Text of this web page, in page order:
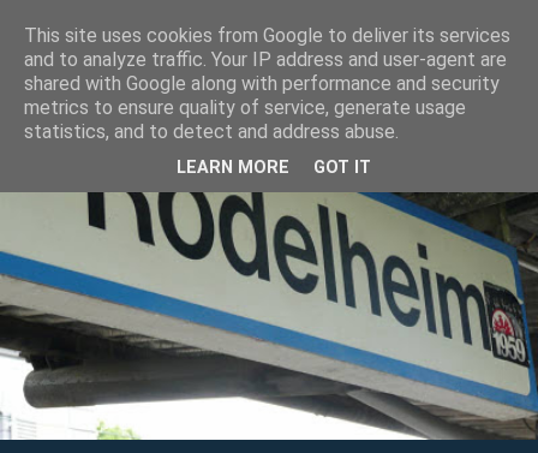
This site uses cookies from Google to deliver its services
and to analyze traffic. Your IP address and user-agent are
shared with Google along with performance and security
metrics to ensure quality of service, generate usage
statistics, and to detect and address abuse.
LEARN MORE GOT IT